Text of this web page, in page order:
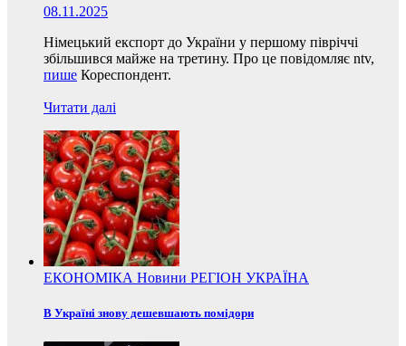
08.11.2025
Німецький експорт до України у першому півріччі
збільшився майже на третину. Про це повідомляє ntv,
пише Кореспондент.
Читати далі
ЕКОНОМІКА Новини РЕГІОН УКРАЇНА
В Україні знову дешевшають помідори